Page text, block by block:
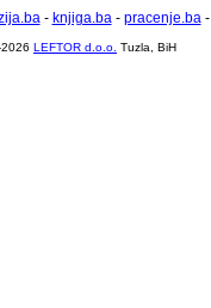
- knjiga.ba- pracenje.ba-
LEFTOR d.o.o. Tuzla, BiH